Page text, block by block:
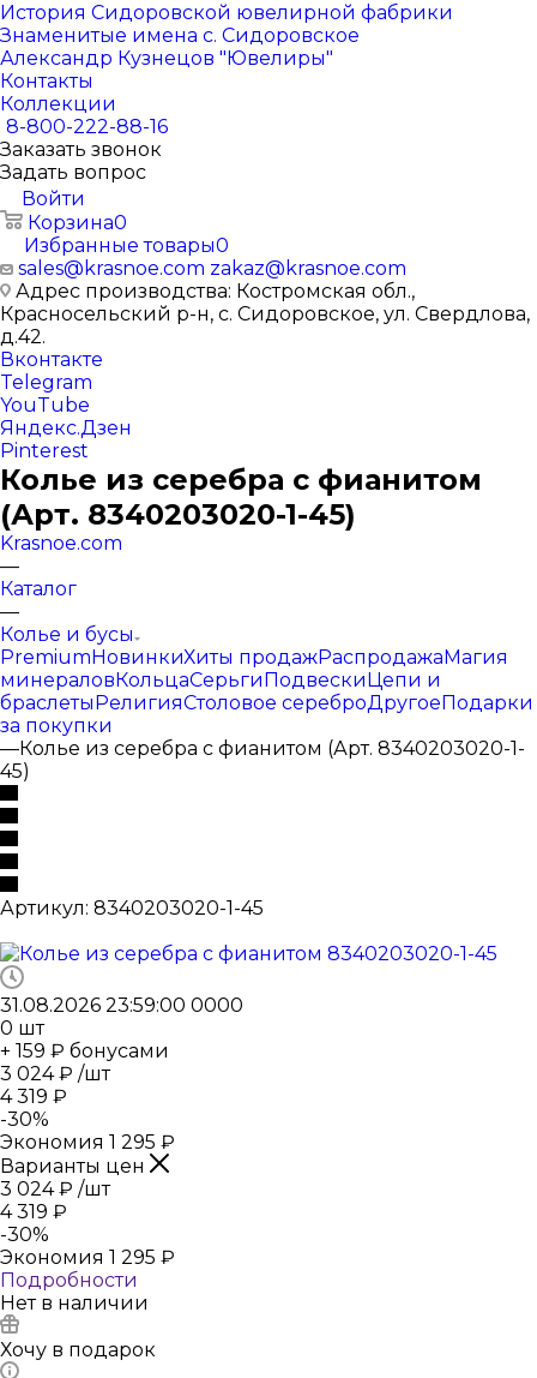
История Сидоровской ювелирной фабрики
Знаменитые имена с. Сидоровское
Александр Кузнецов "Ювелиры"
Контакты
Коллекции
8-800-222-88-16
Заказать звонок
Задать вопрос
Войти
Корзина0
Избранные товары0
sales@krasnoe.com zakaz@krasnoe.com
Адрес производства: Костромская обл.,
Красносельский р-н, с. Сидоровское, ул. Свердлова,
д.42.
Вконтакте
Telegram
YouTube
Яндекс.Дзен
Pinterest
Колье из серебра с фианитом
(Арт. 8340203020-1-45)
Krasnoe.com
—
Каталог
—
Колье и бусы
PremiumНовинкиХиты продажРаспродажаМагия
минераловКольцаСерьгиПодвескиЦепи и
браслетыРелигияСтоловое сереброДругоеПодарки
за покупки
—Колье из серебра с фианитом (Арт. 8340203020-1-
45)
Артикул: 8340203020-1-45
31.08.2026 23:59:00 0000
0 шт
+ 159 ₽ бонусами
3 024₽ /шт
4 319 ₽
-30%
Экономия 1 295 ₽
Варианты цен
3 024₽ /шт
4 319 ₽
-30%
Экономия 1 295 ₽
Подробности
Нет в наличии
Хочу в подарок